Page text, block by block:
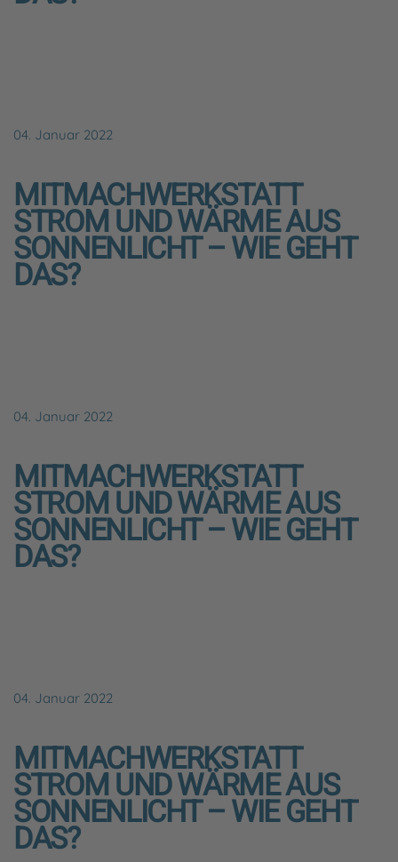
04. Januar 2022
MITMACHWERKSTATT
STROM UND WÄRME AUS
SONNENLICHT – WIE GEHT
DAS?
04. Januar 2022
MITMACHWERKSTATT
STROM UND WÄRME AUS
SONNENLICHT – WIE GEHT
DAS?
04. Januar 2022
MITMACHWERKSTATT
STROM UND WÄRME AUS
SONNENLICHT – WIE GEHT
DAS?